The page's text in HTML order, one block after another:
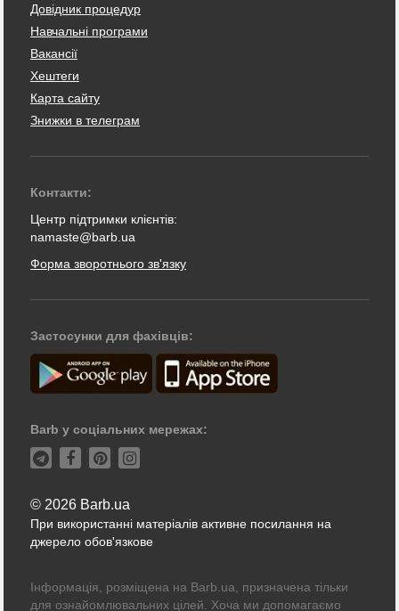
Довідник процедур
Навчальні програми
Вакансії
Хештеги
Карта сайту
Знижки в телеграм
Контакти:
Центр підтримки клієнтів:
namaste@barb.ua
Форма зворотнього зв'язку
Застосунки для фахівців:
Barb у соціальних мережах:
© 2026 Barb.ua
При використанні матеріалів активне посилання на
джерело обов'язкове
Інформація, розміщена на Barb.ua, призначена тільки
для ознайомлювальних цілей. Хоча ми допомагаємо